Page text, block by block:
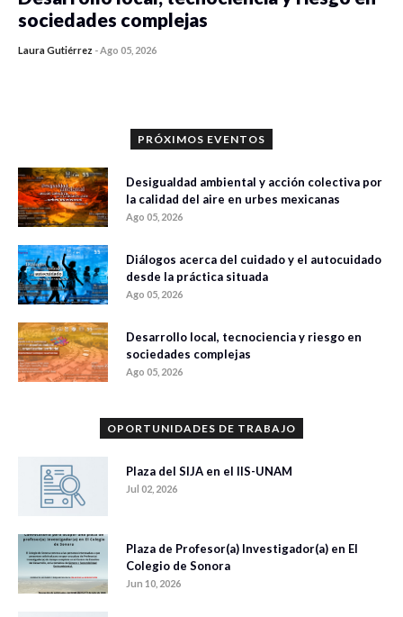
sociedades complejas
Laura Gutiérrez -Ago 05, 2026
PRÓXIMOS EVENTOS
Desigualdad ambiental y acción colectiva por
la calidad del aire en urbes mexicanas
Ago 05, 2026
Diálogos acerca del cuidado y el autocuidado
desde la práctica situada
Ago 05, 2026
Desarrollo local, tecnociencia y riesgo en
sociedades complejas
Ago 05, 2026
OPORTUNIDADES DE TRABAJO
Plaza del SIJA en el IIS-UNAM
Jul 02, 2026
Plaza de Profesor(a) Investigador(a) en El
Colegio de Sonora
Jun 10, 2026